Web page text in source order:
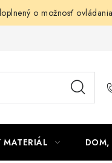
o možnosť
ochrany osobných údajov
MATERIÁL